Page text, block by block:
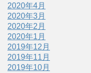
2020年4月
2020年3月
2020年2月
2020年1月
2019年12月
2019年11月
2019年10月